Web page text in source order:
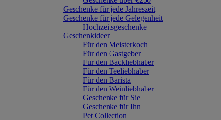
Geschenke für jede Jahreszeit
Geschenke für jede Gelegenheit
Hochzeitsgeschenke
Geschenkideen
Für den Meisterkoch
Für den Gastgeber
Für den Backliebhaber
Für den Teeliebhaber
Für den Barista
Für den Weinliebhaber
Geschenke für Sie
Geschenke für Ihn
Pet Collection